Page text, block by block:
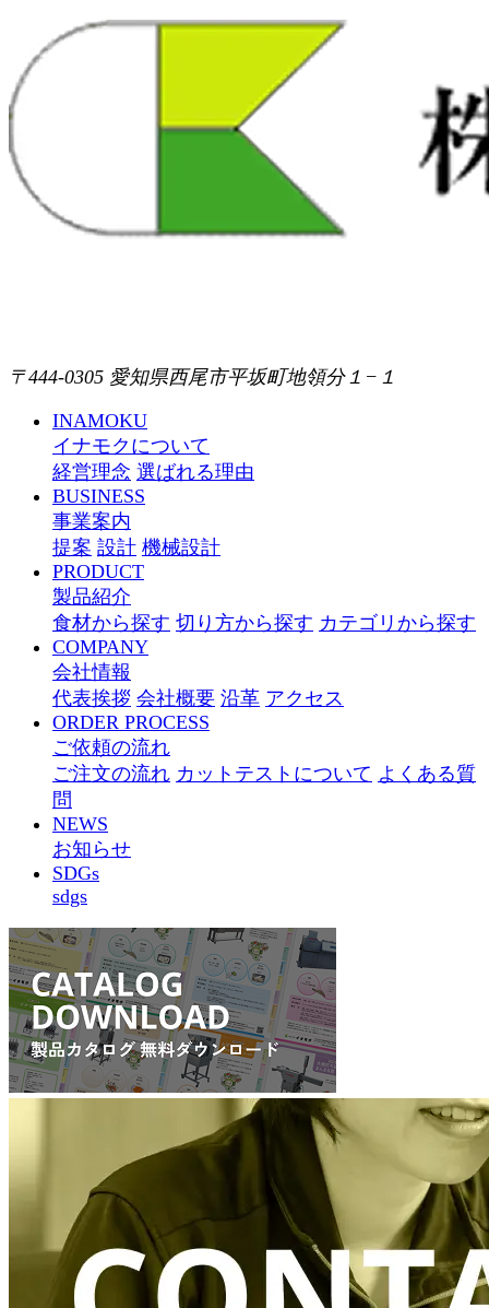
〒444-0305 愛知県西尾市平坂町地領分１−１
INAMOKU
イナモクについて
経営理念 選ばれる理由
BUSINESS
事業案内
提案 設計 機械設計
PRODUCT
製品紹介
食材から探す 切り方から探す カテゴリから探す
COMPANY
会社情報
代表挨拶 会社概要 沿革 アクセス
ORDER PROCESS
ご依頼の流れ
ご注文の流れ カットテストについて よくある質
問
NEWS
お知らせ
SDGs
sdgs